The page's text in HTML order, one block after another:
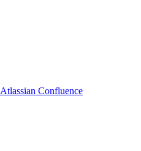
Atlassian Confluence